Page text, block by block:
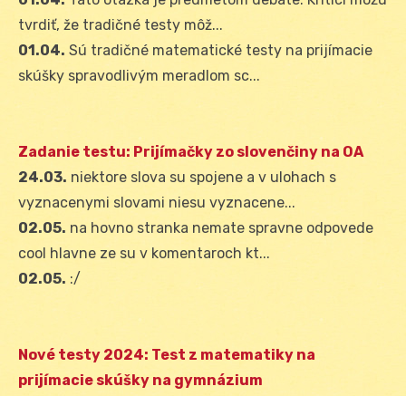
tvrdiť, že tradičné testy môž...
01.04. Sú tradičné matematické testy na prijímacie
skúšky spravodlivým meradlom sc...
Zadanie testu: Prijímačky zo slovenčiny na OA
24.03. niektore slova su spojene a v ulohach s
vyznacenymi slovami niesu vyznacene...
02.05. na hovno stranka nemate spravne odpovede
cool hlavne ze su v komentaroch kt...
02.05. :/
Nové testy 2024: Test z matematiky na
prijímacie skúšky na gymnázium